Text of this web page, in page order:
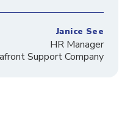
Janice See
HR Manager
Support Company